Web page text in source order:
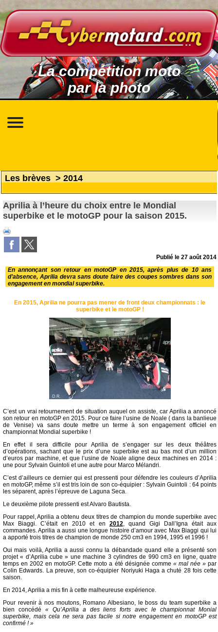
La compétition moto
par la photo
Les brèves > 2014
Aprilia à l’heure du choix entre le Mondial
superbike et le motoGP pour la saison 2015.
Publié le27 août 2014
En annonçant son retour en motoGP en 2015, après plus de 10 ans
d’absence, Aprilia devra sans doute faire des coupes sombres dans son
engagement en mondial superbike.
En 2015, Aprilia ne pourra pas mener de front deux championnats : le
superbike et le motoGP !
C’est un vrai retournement de situation auquel on assiste, car Aprilia a annoncé
son retour en motoGP en 2015. Pour ce faire l’usine de Noale ( dans la banlieue
de Venise) va sans doute mettre un terme à son engagement officiel en
championnat Mondial superbike !
En effet il sera difficile pour Aprilia de s’engager sur les deux théâtres
d’opérations, sachant que le prix d’une superbike est au bas mot d’un million
d’euros par machine, et que l’usine de Noale aligne deux machines en 2014 :
une pour Sylvain Guintoli et une autre pour Marco Mélandri.
C’est d’ailleurs ce dernier qui est pressenti pour défendre les couleurs d’Aprilia
en motoGP, même s’il est tris loin de son co-équipier : Sylvain Guintoli : 64 points
les séparent, après l’épreuve de Laguna Seca.
Le deuxième pilote pressenti est Alvaro Bautista.
Pour rappel, Aprilia a obtenu deux titres de champion du monde superbike avec
Max Biaggi. C’était en 2010 et en 2012, quand Gigi Dall’Igna était aux
commandes. Aprilia a aussi une longue histoire d’amour avec Max Biaggi qui lui
a apporté trois titres de champion de monde 250 cm3 en 1994, 1995 et 1996 !
Oui mais voilà, Aprilia a aussi connu la débandade quand elle a présenté son
projet « d’Aprilia cube » une machine 3 cylindres de 990 cm3 en ligne, quatre
temps en 2002 en motoGP. Cette moto a été désignée comme « mal née »par
Colin Edwards. La preuve, son co-équipier Noriyuki Haga a chuté 28 fois cette
saison.
En 2014, Aprilia a mis fin à cette malheureuse expérience.
Pour revenir à nos moutons, Romano Albesiano, le boss du team superbike a
bien concédé « Qu’Aprilia a des liens forts avec le championnat Monial
superbike, mais cela ne sera pas facile si notre engagement en motoGP est
confirmé ! »